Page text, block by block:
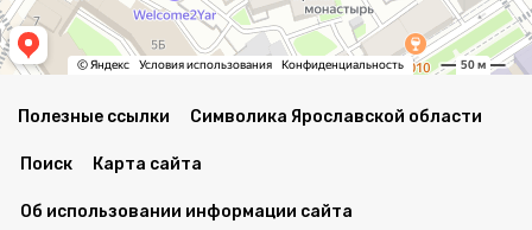
Полезные ссылки Символика Ярославской области
Поиск Карта сайта
Об использовании информации сайта